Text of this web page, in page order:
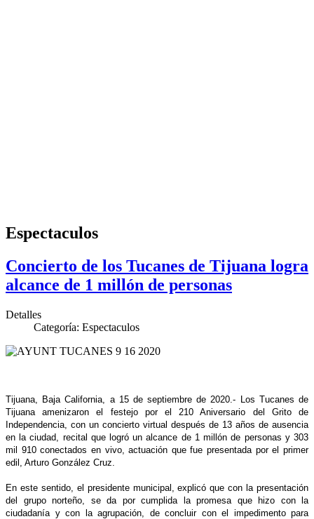
Espectaculos
Concierto de los Tucanes de Tijuana logra
alcance de 1 millón de personas
Detalles
Categoría: Espectaculos
Tijuana, Baja California, a 15 de septiembre de 2020.- Los Tucanes de
Tijuana amenizaron el festejo por el 210 Aniversario del Grito de
Independencia, con un concierto virtual después de 13 años de ausencia
en la ciudad, recital que logró un alcance de 1 millón de personas y 303
mil 910 conectados en vivo, actuación que fue presentada por el primer
edil, Arturo González Cruz.
En este sentido, el presidente municipal, explicó que con la presentación
del grupo norteño, se da por cumplida la promesa que hizo con la
ciudadanía y con la agrupación, de concluir con el impedimento para